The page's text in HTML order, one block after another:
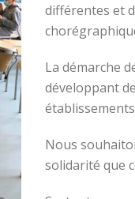
différentes et
La démarche
développant
Nous
solidarité que